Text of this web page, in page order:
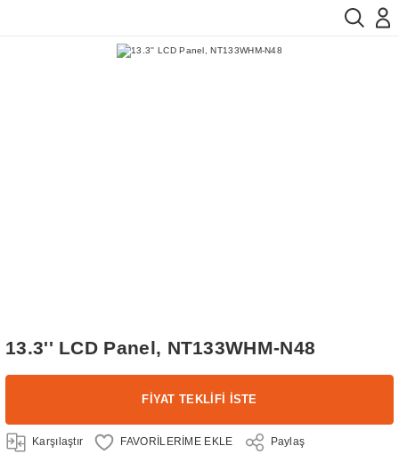
13.3'' LCD Panel, NT133WHM-N48
FİYAT TEKLİFİ İSTE
Karşılaştır Paylaş